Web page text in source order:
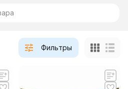
Фильтры